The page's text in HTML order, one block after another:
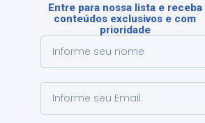
Entre para nossa lista e receba
conteúdos exclusivos e com
prioridade